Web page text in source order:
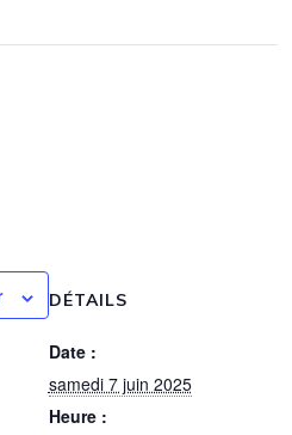
DÉTAILS
Date :
samedi 7 juin 2025
Heure :